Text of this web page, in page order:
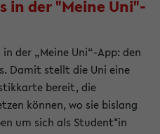
in der "Meine Uni"-
der „Meine Uni“-App: den
Damit stellt die Uni eine
bereit, die
können, wo sie bislang
um sich als Student*in